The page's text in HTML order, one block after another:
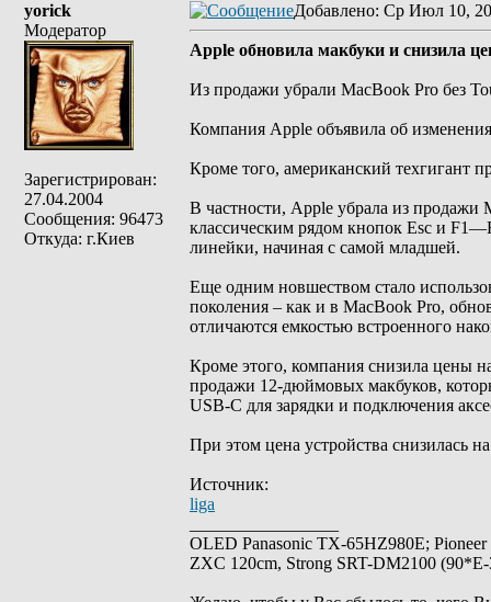
yorick
Модератор
Зарегистрирован:
27.04.2004
Сообщения: 96473
Откуда: г.Киев
Добавлено: Ср Июл 10,
Apple обновила макбуки и снизила
Из продажи убрали MacBook Pro без
Компания Apple объявила об
Кроме того, американский техгигант
В частности, Apple убрала из продажи
классическим рядом кнопок Esc и
линейки, начиная с самой младшей.
Еще одним новшеством стало
поколения – как и в MacBook Pro,
отличаются емкостью встроенного
Кроме этого, компания снизила цены
продажи 12-дюймовых макбуков,
USB-C для зарядки и подключения
При этом цена устройства снизилась
Источник:
liga
OLED Panasonic TX-65HZ980E;
ZXC 120cm, Strong SRT-DM2100